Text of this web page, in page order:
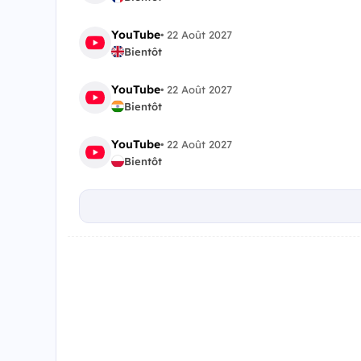
YouTube• 22 Août 2027
Bientôt
YouTube• 22 Août 2027
Bientôt
YouTube• 22 Août 2027
Bientôt